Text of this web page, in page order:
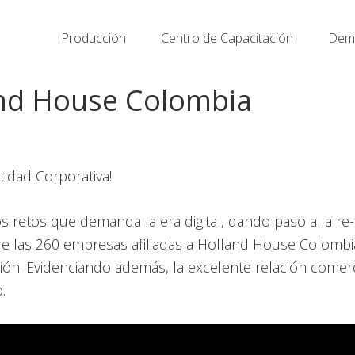
Producción Centro de Capacitación
House Colombia
Corporativa!
retos que demanda la era digital, dando paso a la
260 empresas afiliadas a Holland House
Evidenciando además, la excelente relación